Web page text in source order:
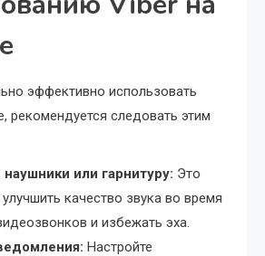
эффективно использовать
рекомендуется следовать этим
или гарнитуру: Это
качество звука во время
и избежать эха.
Настройте